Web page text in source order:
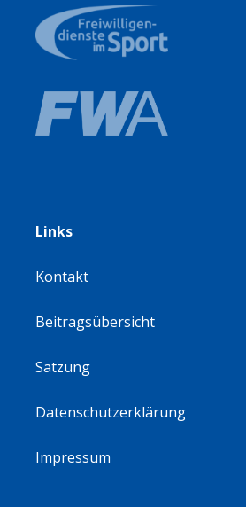
Links
Kontakt
Beitragsübersicht
Satzung
Datenschutzerklärung
Impressum